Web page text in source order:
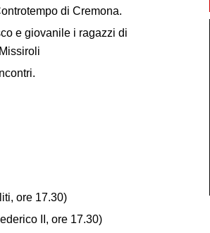
di Cremona.
e giovanile i ragazzi di
ore 17.30)
II, ore 17.30)